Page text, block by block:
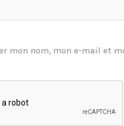
mon nom, mon e-mail et